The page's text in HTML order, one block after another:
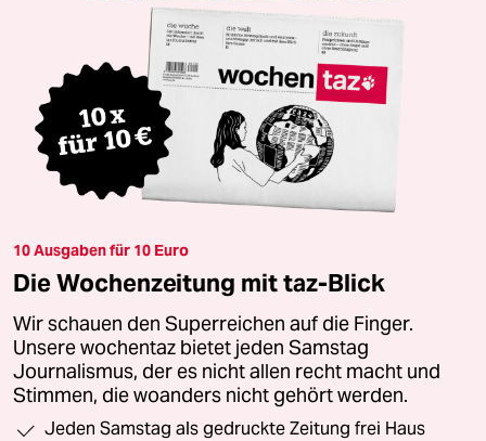
10 Ausgaben für 10 Euro
Die Wochenzeitung mit taz-Blick
Wir schauen den Superreichen auf die Finger.
Unsere wochentaz bietet jeden Samstag
Journalismus, der es nicht allen recht macht und
Stimmen, die woanders nicht gehört werden.
Jeden Samstag als gedruckte Zeitung frei Haus